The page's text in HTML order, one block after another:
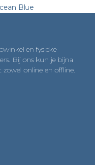
Blue
en fysieke
Bij ons kun je bijna
zowel online en offline.